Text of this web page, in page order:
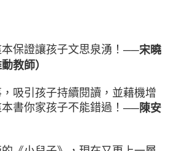
保證讓孩子文思泉湧！ ──宋曉
教師）
吸引孩子持續閱讀，並藉機增
書你家孩子不能錯過！ ──陳安